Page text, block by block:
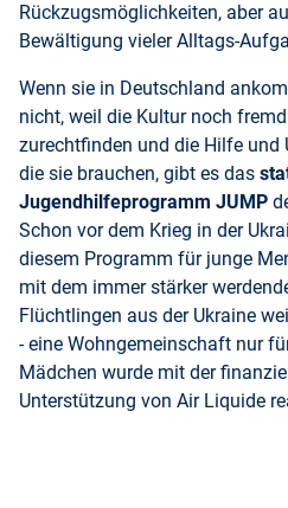
Rückzugsmöglichkeiten, aber
Bewältigung vieler Alltags-
Wenn sie in Deutschland
nicht, weil die Kultur noch
zurechtfinden und die Hilfe und
die sie brauchen, gibt es das
Jugendhilfeprogramm JUMP
Schon vor dem Krieg in der
diesem Programm für junge
mit dem immer stärker
Flüchtlingen aus der Ukraine
- eine Wohngemeinschaft nur
Mädchen wurde mit der
Unterstützung von Air Liquide